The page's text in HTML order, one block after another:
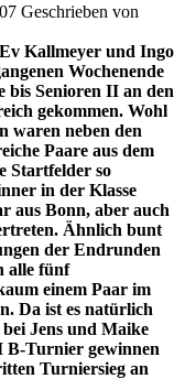
Geschrieben von
Kallmeyer und Ingo
Wochenende
bis Senioren II an den
gekommen. Wohl
waren neben den
Paare aus dem
Startfelder so
in der Klasse
aus Bonn, aber auch
Ähnlich bunt
der Endrunden
alle fünf
einem Paar im
Da ist es natürlich
bei Jens und Maike
B-Turnier gewinnen
Turniersieg an